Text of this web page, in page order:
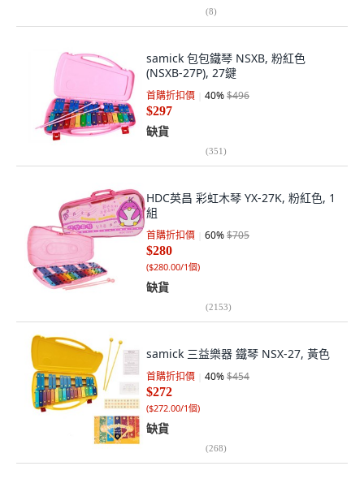
(8)
samick 包包鐵琴 NSXB, 粉紅色
(NSXB-27P), 27鍵
首購折扣價 40%$496
$297
缺貨
(351)
HDC英昌 彩虹木琴 YX-27K, 粉紅色, 1
組
首購折扣價 60%$705
$280
($280.00/1個)
缺貨
(2153)
samick 三益樂器 鐵琴 NSX-27, 黃色
首購折扣價 40%$454
$272
($272.00/1個)
缺貨
(268)